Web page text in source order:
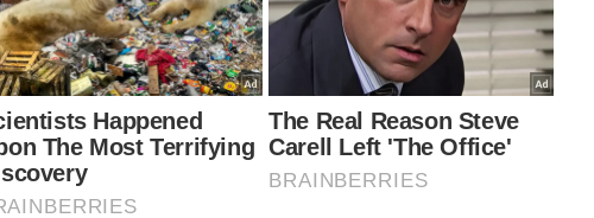
Dalam pada itu, Muhyiddin turut menyifatkan
golongan belia sebagai penggerak utama usaha
dalam memacu dan menjayakan usaha pendigitalan
di negara.
Beliau berkata, ia berikutan Kesatuan
Telekomunikasi Antarabangsa (ITU) meletakkan